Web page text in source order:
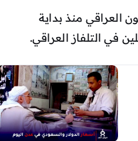
العراقي منذ بداية
في التلفاز العراقي.